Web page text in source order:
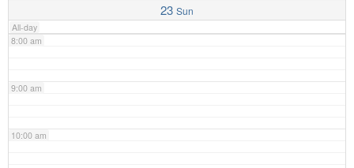
23 Sun
All-day
8:00 am
9:00 am
10:00 am